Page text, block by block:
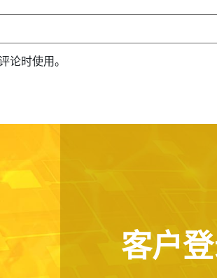
论时使用。
客户